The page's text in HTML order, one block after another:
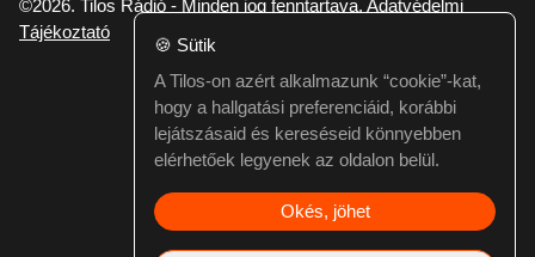
©2026. Tilos Rádió - Minden jog fenntartava. Adatvédelmi
Tájékoztató
Ha hibát találtál vagy kérdésed van itt jelezd:
webmester@tilos.hu
🍪 Sütik
A Tilos-on azért alkalmazunk “cookie”-kat,
hogy a hallgatási preferenciáid, korábbi
lejátszásaid és kereséseid könnyebben
elérhetőek legyenek az oldalon belül.
Okés, jöhet